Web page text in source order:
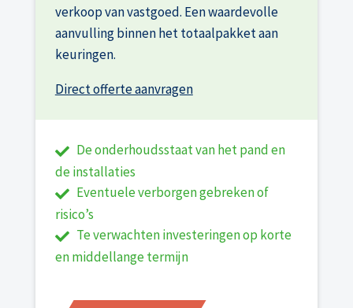
verkoop van vastgoed. Een waardevolle
aanvulling binnen het totaalpakket aan
keuringen.
Direct offerte aanvragen
De onderhoudsstaat van het pand en
de installaties
Eventuele verborgen gebreken of
risico’s
Te verwachten investeringen op korte
en middellange termijn